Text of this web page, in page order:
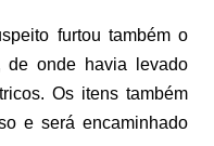
furtou também o
de onde havia levado
Os itens também
e será encaminhado